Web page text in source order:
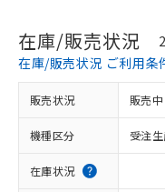
在庫/販売状況
在庫/販売状況 ご利用条
販売状況 販売中
機種区分 受注
在庫状況